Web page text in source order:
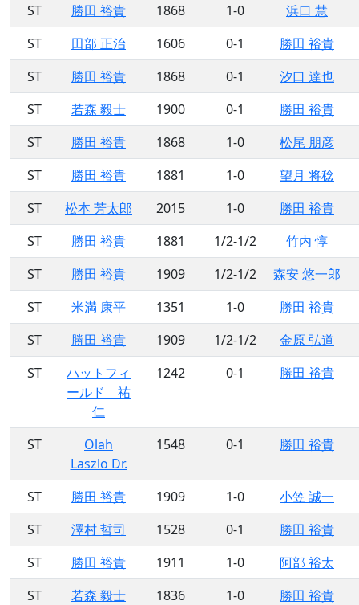
ST
勝田 裕貴 1868 1-0
浜口 慧
ST
田部 正治 1606 0-1
勝田 裕貴
ST
勝田 裕貴 1868 0-1
汐口 達也
ST
若森 毅士 1900 0-1
勝田 裕貴
ST
勝田 裕貴 1868 1-0
松尾 朋彦
ST
勝田 裕貴 1881 1-0
望月 将稔
ST
松本 芳太郎 2015 1-0
勝田 裕貴
ST
勝田 裕貴 1881 1/2-1/2
竹内 惇
ST
勝田 裕貴 1909 1/2-1/2
森安 悠一郎
ST
米満 康平 1351 1-0
勝田 裕貴
ST
勝田 裕貴 1909 1/2-1/2
金原 弘道
ST
ハットフィ
ールド 祐
仁
1242 0-1 勝田 裕貴
ST
Olah
Laszlo Dr.
1548 0-1 勝田 裕貴
ST 勝田 裕貴 1909 1-0
小笠 誠一
ST
澤村 哲司 1528 0-1
勝田 裕貴
ST
勝田 裕貴 1911 1-0
阿部 裕太
ST
若森 毅士 1836 1-0
勝田 裕貴